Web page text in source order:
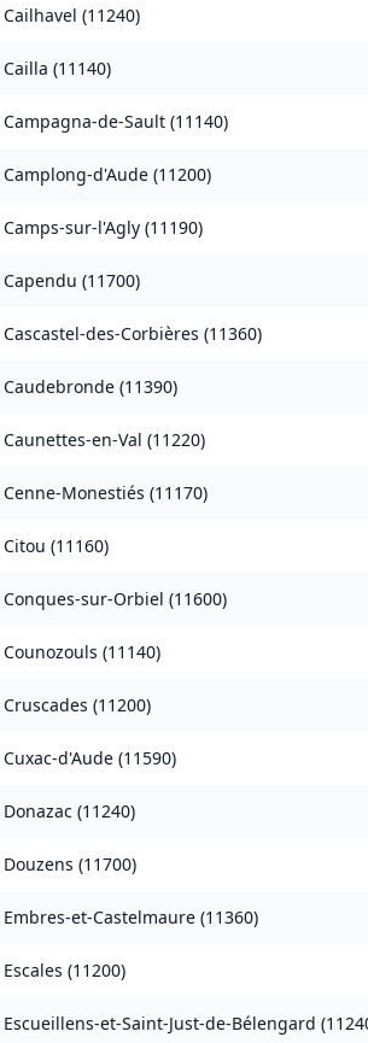
Cailhavel (11240)
Cailla (11140)
Campagna-de-Sault (11140)
Camplong-d'Aude (11200)
Camps-sur-l'Agly (11190)
Capendu (11700)
Cascastel-des-Corbières (11360)
Caudebronde (11390)
Caunettes-en-Val (11220)
Cenne-Monestiés (11170)
Citou (11160)
Conques-sur-Orbiel (11600)
Counozouls (11140)
Cruscades (11200)
Cuxac-d'Aude (11590)
Donazac (11240)
Douzens (11700)
Embres-et-Castelmaure (11360)
Escales (11200)
Escueillens-et-Saint-Just-de-Bélengard (